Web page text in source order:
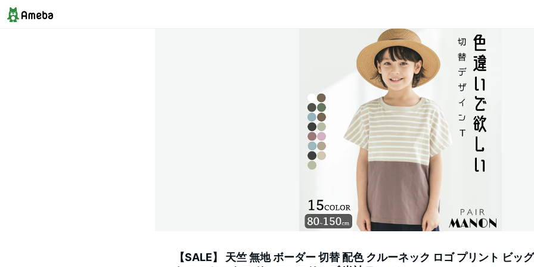
【SALE】 天竺 無地 ボーダー 切替 配色 クルーネック ロゴ プリント ビッ